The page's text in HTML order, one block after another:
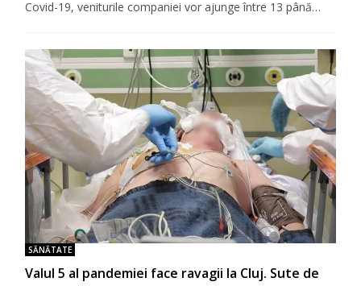
Covid-19, veniturile companiei vor ajunge între 13 până…
SĂNĂTATE
Valul 5 al pandemiei face ravagii la Cluj. Sute de